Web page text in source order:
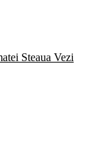
Steaua Vezi